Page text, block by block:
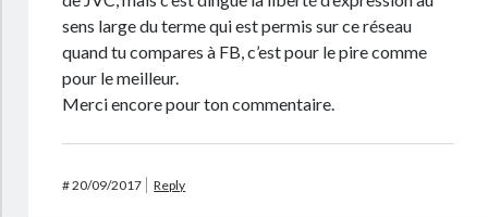
sens large du terme qui est permis sur ce réseau
quand tu compares à FB, c’est pour le pire comme
pour le meilleur.
Merci encore pour ton commentaire.
#20/09/2017 Reply